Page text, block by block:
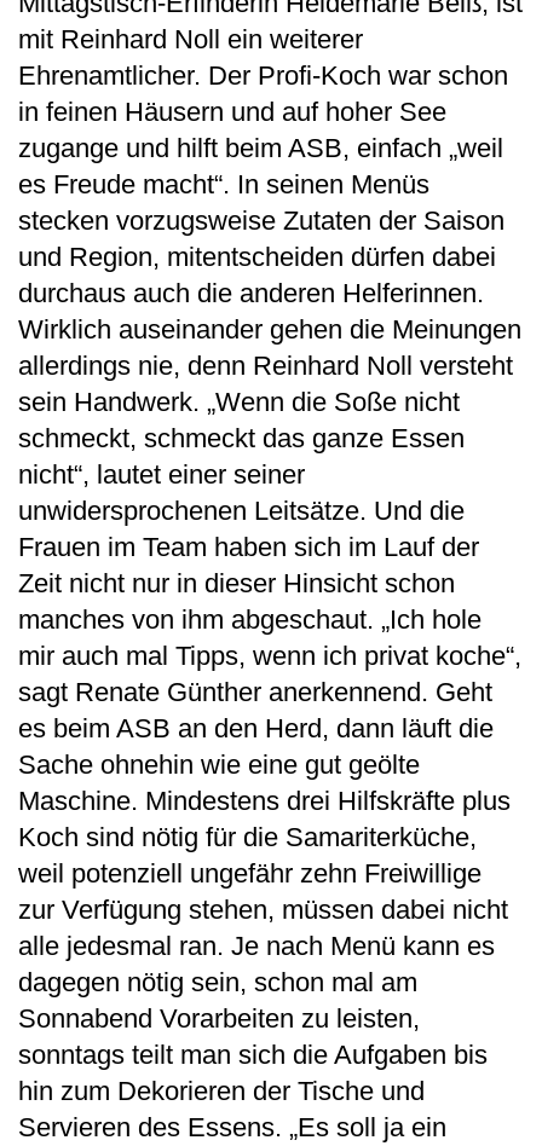
mit Reinhard Noll ein weiterer
Ehrenamtlicher. Der Profi-Koch war schon
in feinen Häusern und auf hoher See
zugange und hilft beim ASB, einfach „weil
es Freude macht“. In seinen Menüs
stecken vorzugsweise Zutaten der Saison
und Region, mitentscheiden dürfen dabei
durchaus auch die anderen Helferinnen.
Wirklich auseinander gehen die Meinungen
allerdings nie, denn Reinhard Noll versteht
sein Handwerk. „Wenn die Soße nicht
schmeckt, schmeckt das ganze Essen
nicht“, lautet einer seiner
unwidersprochenen Leitsätze. Und die
Frauen im Team haben sich im Lauf der
Zeit nicht nur in dieser Hinsicht schon
manches von ihm abgeschaut. „Ich hole
mir auch mal Tipps, wenn ich privat koche“,
sagt Renate Günther anerkennend. Geht
es beim ASB an den Herd, dann läuft die
Sache ohnehin wie eine gut geölte
Maschine. Mindestens drei Hilfskräfte plus
Koch sind nötig für die Samariterküche,
weil potenziell ungefähr zehn Freiwillige
zur Verfügung stehen, müssen dabei nicht
alle jedesmal ran. Je nach Menü kann es
dagegen nötig sein, schon mal am
Sonnabend Vorarbeiten zu leisten,
sonntags teilt man sich die Aufgaben bis
hin zum Dekorieren der Tische und
Servieren des Essens. „Es soll ja ein